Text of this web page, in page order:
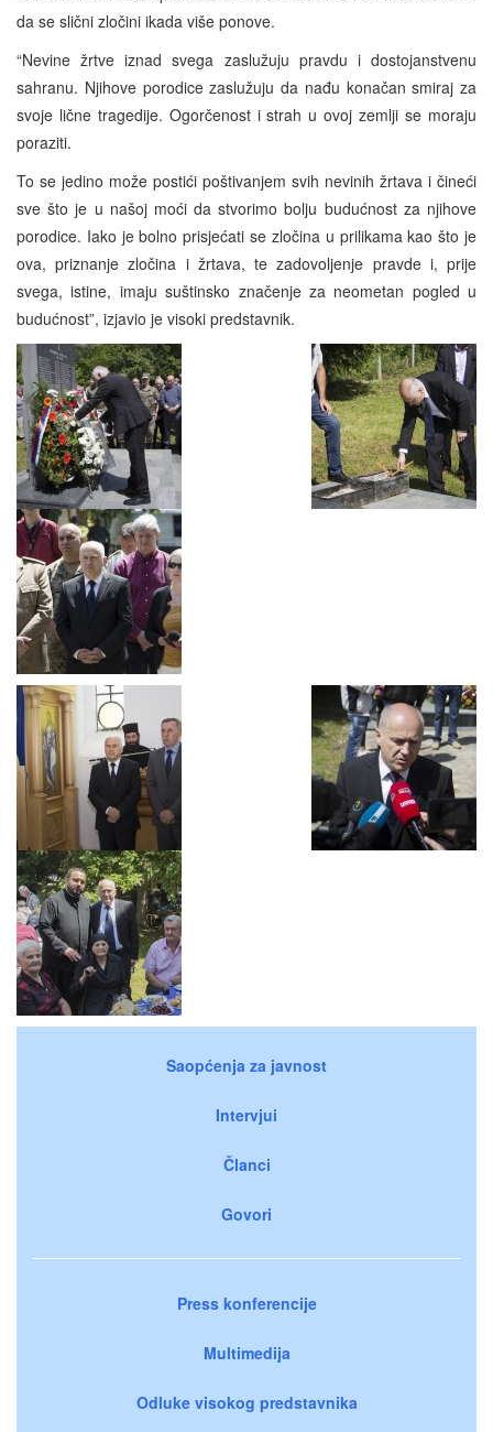
da se slični zločini ikada više ponove.
“Nevine žrtve iznad svega zaslužuju pravdu i dostojanstvenu
sahranu. Njihove porodice zaslužuju da nađu konačan smiraj za
svoje lične tragedije. Ogorčenost i strah u ovoj zemlji se moraju
poraziti.
To se jedino može postići poštivanjem svih nevinih žrtava i čineći
sve što je u našoj moći da stvorimo bolju budućnost za njihove
porodice. Iako je bolno prisjećati se zločina u prilikama kao što je
ova, priznanje zločina i žrtava, te zadovoljenje pravde i, prije
svega, istine, imaju suštinsko značenje za neometan pogled u
budućnost”, izjavio je visoki predstavnik.
Saopćenja za javnost
Intervjui
Članci
Govori
Press konferencije
Multimedija
Odluke visokog predstavnika